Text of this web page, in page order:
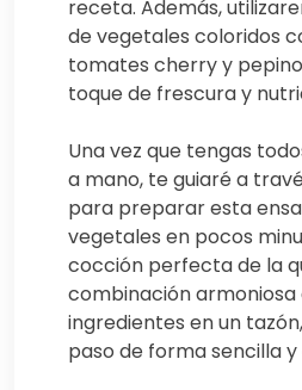
receta. Además,
de vegetales coloridos
tomates cherry y
toque de frescura y
Una vez que tengas
a mano, te guiaré a
para preparar esta
vegetales en pocos
cocción perfecta de la
combinación armoniosa
ingredientes en un
paso de forma sencilla y